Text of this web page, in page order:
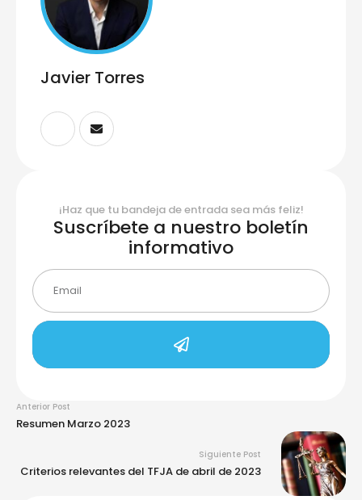
Javier Torres
¡Haz que tu bandeja de entrada sea más feliz!
Suscríbete a nuestro boletín
informativo
Anterior Post
Resumen Marzo 2023
Siguiente Post
Criterios relevantes del TFJA de abril de 2023